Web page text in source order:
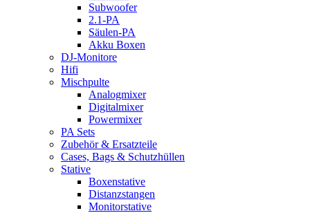
Subwoofer
2.1-PA
Säulen-PA
Akku Boxen
DJ-Monitore
Hifi
Mischpulte
Analogmixer
Digitalmixer
Powermixer
PA Sets
Zubehör & Ersatzteile
Cases, Bags & Schutzhüllen
Stative
Boxenstative
Distanzstangen
Monitorstative